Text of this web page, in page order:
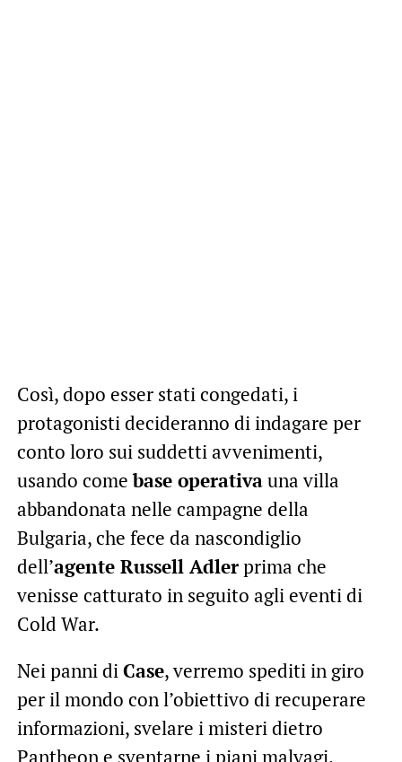
Così, dopo esser stati congedati, i
protagonisti decideranno di indagare per
conto loro sui suddetti avvenimenti,
usando comebase operativauna villa
abbandonata nelle campagne della
Bulgaria, che fece da nascondiglio
dell’agente Russell Adlerprima che
venisse catturato in seguito agli eventi di
Cold War.
Nei panni diCase, verremo spediti in giro
per il mondo con l’obiettivo di recuperare
informazioni, svelare i misteri dietro
Pantheon e sventarne i piani malvagi.